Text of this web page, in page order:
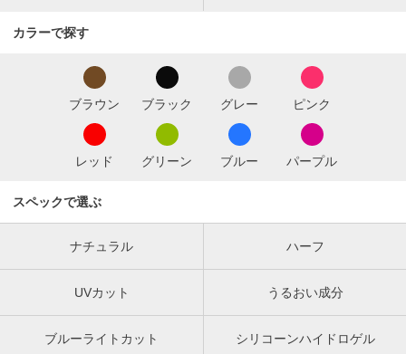
カラーで探す
ブラウン ブラック グレー ピンク
レッド グリーン ブルー パープル
スペックで選ぶ
ナチュラル ハーフ
UVカット うるおい成分
ブルーライトカット シリコーンハイドロゲル